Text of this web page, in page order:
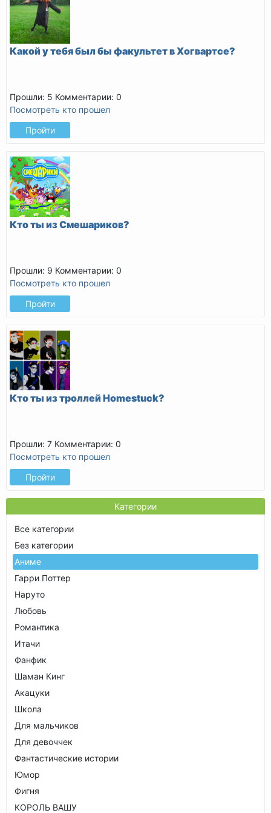
Какой у тебя был бы факультет в Хогвартсе?
Прошли: 5 Комментарии: 0
Посмотреть кто прошел
Пройти
Кто ты из Смешариков?
Прошли: 9 Комментарии: 0
Посмотреть кто прошел
Пройти
Кто ты из троллей Homestuck?
Прошли: 7 Комментарии: 0
Посмотреть кто прошел
Пройти
Категории
Все категории
Без категории
Аниме
Гарри Поттер
Наруто
Любовь
Романтика
Итачи
Фанфик
Шаман Кинг
Акацуки
Школа
Для мальчиков
Для девоччек
Фантастические истории
Юмор
Фигня
КОРОЛЬ ВАШУ